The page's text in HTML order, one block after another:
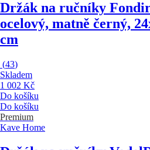
Držák na ručníky
ocelový, matně černý,
cm
(43)
Skladem
1 002 Kč
Do košíku
Do košíku
Premium
Kave Home